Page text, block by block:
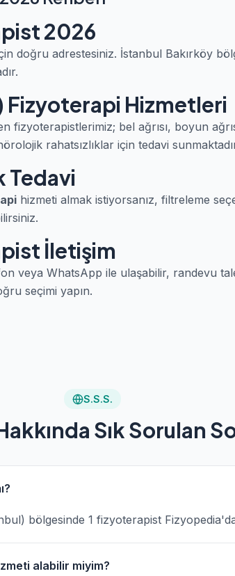
2026
doğru adrestesiniz. İstanbul Bakırköy
Fizyoterapi Hizmetleri
fizyoterapistlerimiz; bel ağrısı, boyun
rahatsızlıklar için tedavi
Tedavi
hizmeti almak istiyorsanız, filtreleme
İletişim
veya WhatsApp ile ulaşabilir, randevu
seçimi yapın.
S.S.S.
Sık Sorulan
bölgesinde 1 fizyoterapist
alabilir miyim?